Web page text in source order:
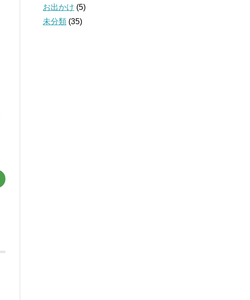
お出かけ (5)
未分類 (35)